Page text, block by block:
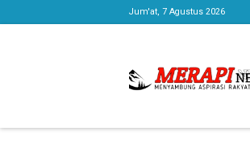
Jum'at, 7 Agustus 2026